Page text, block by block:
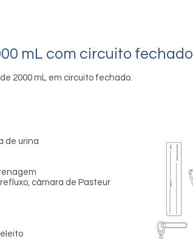
mL com circuito fechado
2000 mL em circuito fechado.
de urina
câmara de Pasteur